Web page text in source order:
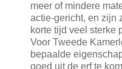
meer of mindere
actie-gericht, en zijn
korte tijd veel sterke
Voor Tweede
bepaalde
goed uit de erf te